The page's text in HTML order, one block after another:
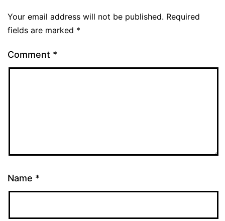
Your email address will not be published. Required
fields are marked *
Comment *
Name *